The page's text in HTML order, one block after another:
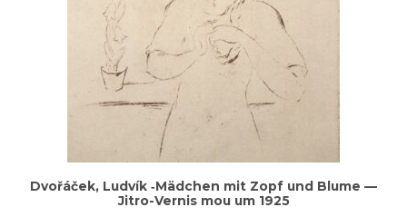
Dvořá­ček, Lud­vík ‑Mäd­chen mit Zopf und Blu­me —
Jit­ro-Ver­nis mou um 1925